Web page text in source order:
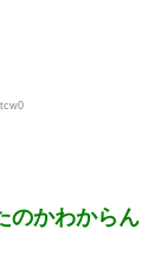
のかわからん